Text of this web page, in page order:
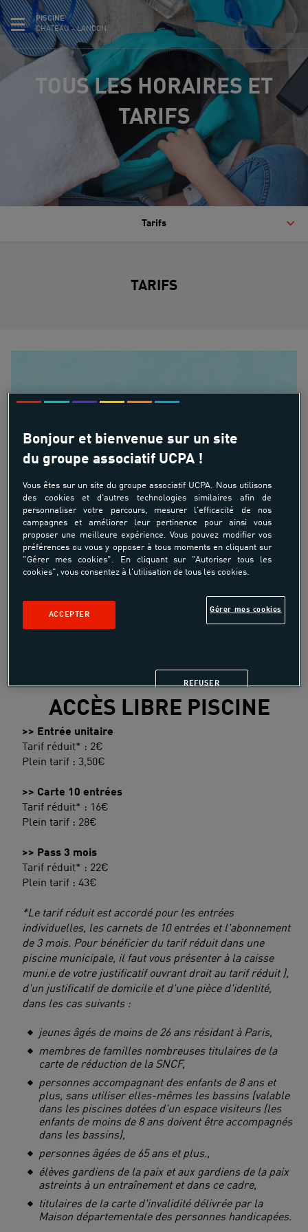
PISCINE
CHATEAU - LANDON
TOUS LES HORAIRES ET
TARIFS
Tarifs
TARIFS
ACCÈS LIBRE PISCINE
>> Entrée unitaire
Tarif réduit* : 2€
Plein tarif : 3,50€
>> Carte 10 entrées
Tarif réduit* : 16€
Plein tarif : 28€
>> Pass 3 mois
Tarif réduit* : 22€
Plein tarif : 43€
*Le tarif réduit est accordé pour les entrées
individuelles, les carnets de 10 entrées et l'abonnement
de 3 mois. Pour bénéficier du tarif réduit dans une
piscine municipale, il faut vous présenter à la caisse
muni.e de votre justificatif ouvrant droit au tarif réduit ),
d'un justificatif de domicile et d'une pièce d'identité,
dans les cas suivants :
jeunes âgés de moins de 26 ans résidant à Paris,
membres de familles nombreuses titulaires de la
carte de réduction de la SNCF,
personnes accompagnant des enfants de 8 ans et
plus, sans utiliser elles-mêmes les bassins (valable
dans les piscines dotées d'un espace visiteurs (les
enfants de moins de 8 ans doivent être accompagnés
dans les bassins),
personnes âgées de 65 ans et plus.,
élèves gardiens de la paix et aux gardiens de la paix
astreints à un entraînement et dans ce cadre,
titulaires de la carte d'invalidité délivrée par la
Maison départementale des personnes handicapées.
Bonjour et bienvenue sur un site
du groupe associatif UCPA !
Vous êtes sur un site du groupe associatif UCPA. Nous utilisons
des cookies et d'autres technologies similaires afin de
personnaliser votre parcours, mesurer l'efficacité de nos
campagnes et améliorer leur pertinence pour ainsi vous
proposer une meilleure expérience. Vous pouvez modifier vos
préférences ou vous y opposer à tous moments en cliquant sur
"Gérer mes cookies". En cliquant sur "Autoriser tous les
cookies", vous consentez à l'utilisation de tous les cookies.
Gérer mes cookies
REFUSER
ACCEPTER